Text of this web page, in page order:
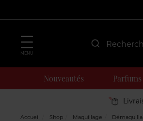
MENU
Nouveautés Parfums
Accueil Shop Maquillage